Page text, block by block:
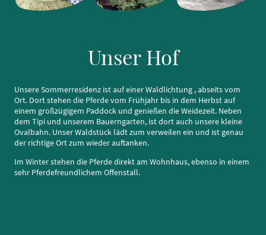
Unser Hof
Unsere Sommerresidenz ist auf einer Waldlichtung , abseits vom
Ort. Dort stehen die Pferde vom Frühjahr bis in dem Herbst auf
einem großzügigem Paddock und genießen die Weidezeit. Neben
dem Tipi und unserem Bauerngarten, ist dort auch unsere kleine
Ovalbahn. Unser Waldstück lädt zum verweilen ein und ist genau
der richtige Ort zum wieder auftanken.
Im Winter stehen die Pferde direkt am Wohnhaus, ebenso in einem
sehr Pferdefreundlichem Offenstall.